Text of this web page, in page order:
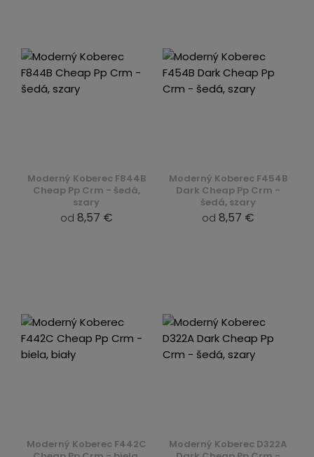
Moderný Koberec F844B
Cheap Pp Crm - šedá,
szary
od 8,57 €
Moderný Koberec F454B
Dark Cheap Pp Crm -
šedá, szary
od 8,57 €
Moderný Koberec F442C
Moderný Koberec D322A